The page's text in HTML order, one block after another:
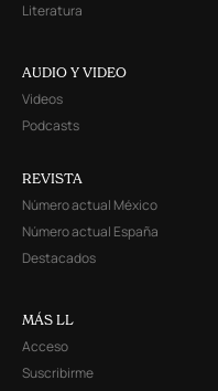
Literatura
AUDIO Y VIDEO
Videos
Podcasts
REVISTA
Número actual México
Número actual España
Destacados
MÁS LL
Acceso
Suscribirme